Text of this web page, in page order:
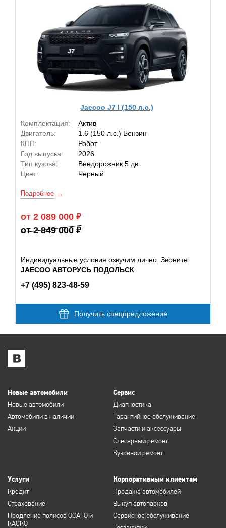
Jaecoo J7 I (150 л.с.)
Комплектация:
Актив
Двигатель:
1.6 (150 л.с.) Бензин
КПП:
Робот
Год выпуска:
2026
Тип кузова:
Внедорожник 5 дв.
Цвет:
Черный
Подробнее
от 2 089 000
от 2 849 000
Индивидуальные условия озвучим лично. Звоните:
JAECOO АВТОРУСЬ ПОДОЛЬСК
+7 (495) 823-48-59
Получить спецпредложение
Новые автомобили
Новые автомобили
Автомобили в наличии
Акции
Сервис
Диагностика
Гарантийное обслуживание
Запчасти и аксессуары
Слесарный ремонт
Кузовной ремонт
Услуги
Кредит
Страхование
Продление полисов ОСАГО и
КАСКО
Корпоративным клиентам
Продажа автомобилей
Выкуп автопарков
Сервисное обслуживание